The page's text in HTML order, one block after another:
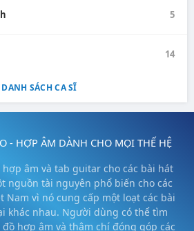
5
14
DANH SÁCH CA SĨ
- HỢP ÂM DÀNH CHO MỌI THẾ HỆ
âm và tab guitar cho các bài hát
nguồn tài nguyên phổ biến cho các
Nam vì nó cung cấp một loạt các bài
khác nhau. Người dùng có thể tìm
hợp âm và thậm chí đóng góp các